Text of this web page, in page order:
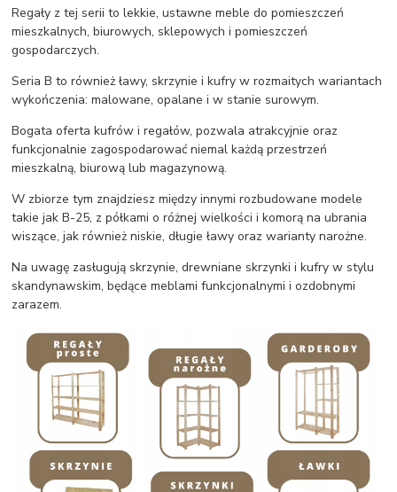
Regały z tej serii to lekkie, ustawne meble do pomieszczeń
mieszkalnych, biurowych, sklepowych i pomieszczeń
gospodarczych.
Seria B to również ławy, skrzynie i kufry w rozmaitych wariantach
wykończenia: malowane, opalane i w stanie surowym.
Bogata oferta kufrów i regałów, pozwala atrakcyjnie oraz
funkcjonalnie zagospodarować niemal każdą przestrzeń
mieszkalną, biurową lub magazynową.
W zbiorze tym znajdziesz między innymi rozbudowane modele
takie jak B-25, z półkami o różnej wielkości i komorą na ubrania
wiszące, jak również niskie, długie ławy oraz warianty narożne.
Na uwagę zasługują skrzynie, drewniane skrzynki i kufry w stylu
skandynawskim, będące meblami funkcjonalnymi i ozdobnymi
zarazem.